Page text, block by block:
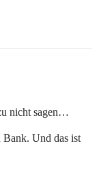
nicht sagen…
Bank. Und das ist